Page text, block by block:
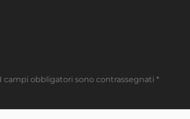
I campi obbligatori sono contrassegnati *